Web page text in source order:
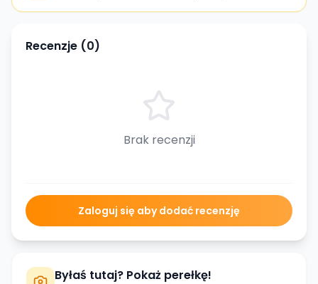
Recenzje (0)
Brak recenzji
Zaloguj się aby dodać recenzję
Byłaś tutaj? Pokaż perełkę!